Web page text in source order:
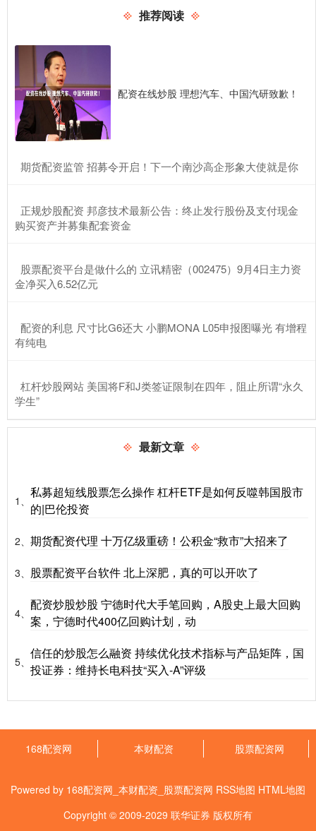
推荐阅读
配资在线炒股 理想汽车、中国汽研致歉！
​期货配资监管 招募令开启！下一个南沙高企形象大使就是你
​正规炒股配资 邦彦技术最新公告：终止发行股份及支付现金
购买资产并募集配套资金
​股票配资平台是做什么的 立讯精密（002475）9月4日主力资
金净买入6.52亿元
​配资的利息 尺寸比G6还大 小鹏MONA L05申报图曝光 有增程
有纯电
​杠杆炒股网站 美国将F和J类签证限制在四年，阻止所谓“永久
学生”
最新文章
1、
私募超短线股票怎么操作 杠杆ETF是如何反噬韩国股市
的|巴伦投资
2、 期货配资代理 十万亿级重磅！公积金“救市”大招来了
3、 股票配资平台软件 北上深肥，真的可以开吹了
4、
配资炒股炒股 宁德时代大手笔回购，A股史上最大回购
案，宁德时代400亿回购计划，动
5、
信任的炒股怎么融资 持续优化技术指标与产品矩阵，国
投证券：维持长电科技“买入-A”评级
168配资网 本财配资 股票配资网
Powered by 168配资网_本财配资_股票配资网 RSS地图 HTML地图
Copyright © 2009-2029 联华证券 版权所有